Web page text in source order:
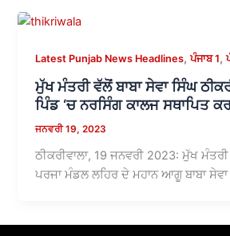
Latest Punjab News Headlines,ਪੰਜਾਬ 1,
ਮੁੱਖ ਮੰਤਰੀ ਵੱਲੋਂ ਬਾਬਾ ਸੇਵਾ ਸਿੰਘ
ਪਿੰਡ ‘ਚ ਨਰਸਿੰਗ ਕਾਲਜ ਸਥਾਪਿਤ
ਜਨਵਰੀ 19, 2023
ਠੀਕਰੀਵਾਲਾ, 19 ਜਨਵਰੀ 2023: ਮੁੱਖ
ਪਰਜਾ ਮੰਡਲ ਲਹਿਰ ਦੇ ਮਹਾਨ ਆਗੂ ਬਾਬਾ ਸੇਵਾ